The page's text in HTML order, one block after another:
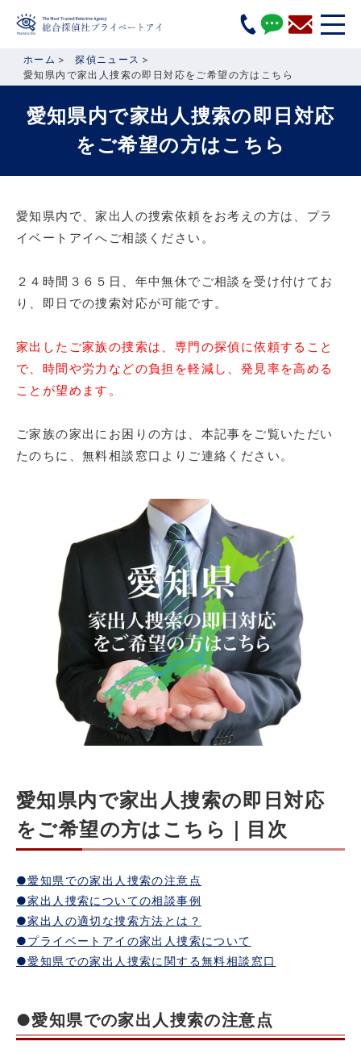
ホーム
探偵ニュース
愛知県内で家出人捜索の即日対応をご希望の方はこちら
愛知県内で家出人捜索の即日対応
をご希望の方はこちら
愛知県内で、家出人の捜索依頼をお考えの方は、プラ
イベートアイへご相談ください。
２４時間３６５日、年中無休でご相談を受け付けてお
り、即日での捜索対応が可能です。
家出したご家族の捜索は、専門の探偵に依頼すること
で、時間や労力などの負担を軽減し、発見率を高める
ことが望めます。
ご家族の家出にお困りの方は、本記事をご覧いただい
たのちに、無料相談窓口よりご連絡ください。
愛知県内で家出人捜索の即日対応
をご希望の方はこちら｜目次
●愛知県での家出人捜索の注意点
●家出人捜索についての相談事例
●家出人の適切な捜索方法とは？
●プライベートアイの家出人捜索について
●愛知県での家出人捜索に関する無料相談窓口
●愛知県での家出人捜索の注意点